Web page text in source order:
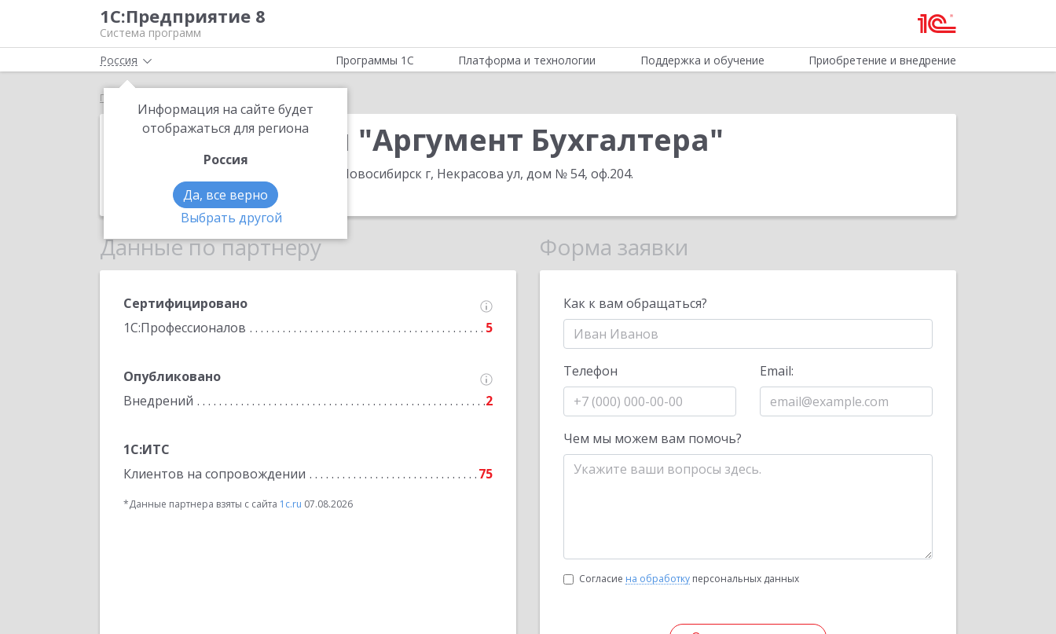
1С:Предприятие 8
Система программ
Россия
Информация на сайте будет
отображаться для региона
Россия
Да, все верно
Выбрать другой
Программы 1С Платформа и технологии Поддержка и обучение Приобретение и внедрение
Главная
1С:Франчайзи "Аргумент Бухгалтера"
630005, Новосибирская обл, Новосибирск г, Некрасова ул, дом № 54, оф.204.
Телефон: +7 (383) 227-9539
Данные по партнеру
Сертифицировано
1С:Профессионалов
5
Опубликовано
Внедрений
2
1С:ИТС
Клиентов на сопровождении
75
*Данные партнера взяты с сайта 1c.ru 07.08.2026
Форма заявки
Как к вам обращаться?
Телефон Email:
Чем мы можем вам помочь?
Согласие на обработку персональных данных